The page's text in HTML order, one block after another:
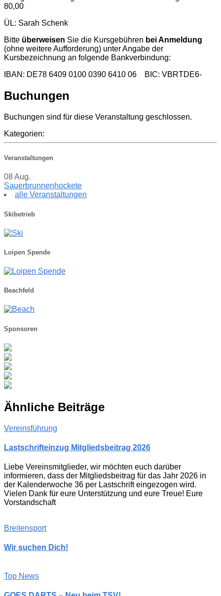
80,00
ÜL: Sarah Schenk
Bitte überweisen Sie die Kursgebühren bei Anmeldung
(ohne weitere Aufforderung) unter Angabe der
Kursbezeichnung an folgende Bankverbindung:
IBAN: DE78 6409 0100 0390 6410 06
BIC: VBRTDE6-
Buchungen
Buchungen sind für diese Veranstaltung geschlossen.
Kategorien:
Veranstaltungen
08Aug.
Sauerbrunnenhockete
alle Veranstaltungen
Skibetrieb
Loipen Spende
Beachfeld
Sponsoren
Ähnliche Beiträge
Vereinsführung
Lastschrifteinzug Mitgliedsbeitrag 2026
Liebe Vereinsmitglieder, wir möchten euch darüber
informieren, dass der Mitgliedsbeitrag für das Jahr 2026 in
der Kalenderwoche 36 per Lastschrift eingezogen wird.
Vielen Dank für eure Unterstützung und eure Treue! Eure
Vorstandschaft
Breitensport
Wir suchen Dich!
Top News